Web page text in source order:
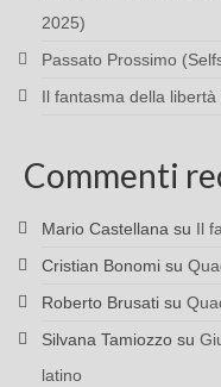
2025)
Passato Prossimo
Il fantasma della
Commenti
Mario Castellana su Il
Cristian Bonomi su
Roberto Brusati su
Silvana Tamiozzo su
latino